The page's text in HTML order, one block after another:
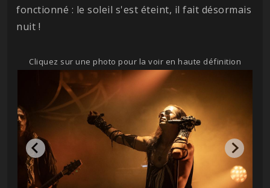
fonctionné : le soleil s'est éteint, il fait désormais
nuit !
Cliquez sur une photo pour la voir en haute définition